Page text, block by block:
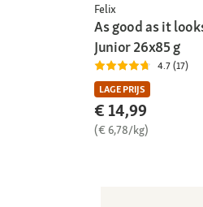
Felix
As good as it
Junior 26x85 g
4.7 (17)
LAGE PRIJS
€ 14,99
(€ 6,78/kg)